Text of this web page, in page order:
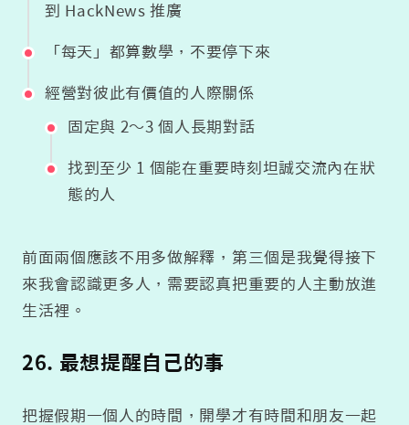
到 HackNews 推廣
「每天」都算數學，不要停下來
經營對彼此有價值的人際關係
固定與 2～3 個人長期對話
找到至少 1 個能在重要時刻坦誠交流內在狀
態的人
前面兩個應該不用多做解釋，第三個是我覺得接下
來我會認識更多人，需要認真把重要的人主動放進
生活裡。
26. 最想提醒自己的事
把握假期一個人的時間，開學才有時間和朋友一起